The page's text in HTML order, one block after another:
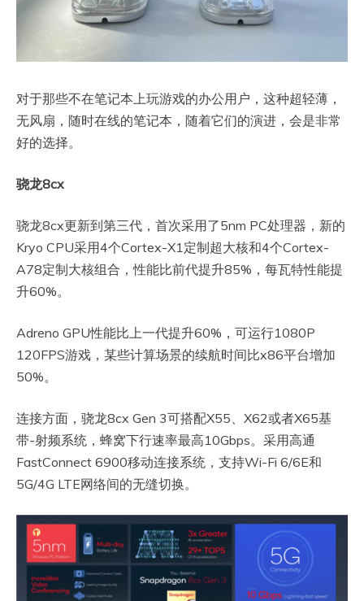
对于那些不在笔记本上玩游戏的办公用户，这种超轻薄，
无风扇，随时在线的笔记本，随着它们的演进，会是非常
好的选择。
骁龙8cx
骁龙8cx更新到第三代，首次采用了5nm PC处理器，新的
Kryo CPU采用4个Cortex-X1定制超大核和4个Cortex-
A78定制大核组合，性能比前代提升85%，每瓦特性能提
升60%。
Adreno GPU性能比上一代提升60%，可运行1080P
120FPS游戏，某些计算场景的续航时间比x86平台增加
50%。
连接方面，骁龙8cx Gen 3可搭配X55、X62或者X65基
带-射频系统，蜂窝下行速率最高10Gbps。采用高通
FastConnect 6900移动连接系统，支持Wi-Fi 6/6E和
5G/4G LTE网络间的无缝切换。